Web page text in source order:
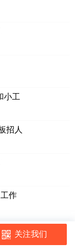
小工
招人
作